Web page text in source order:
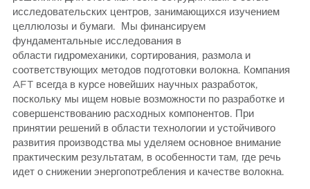
исследовательских центров, занимающихся изучением
целлюлозы и бумаги. Мы финансируем
фундаментальные исследования в
области гидромеханики, сортирования, размола и
соответствующих методов подготовки волокна. Компания
AFT всегда в курсе новейших научных разработок,
поскольку мы ищем новые возможности по разработке и
совершенствованию расходных компонентов. При
принятии решений в области технологии и устойчивого
развития производства мы уделяем основное внимание
практическим результатам, в особенности там, где речь
идет о снижении энергопотребления и качестве волокна.